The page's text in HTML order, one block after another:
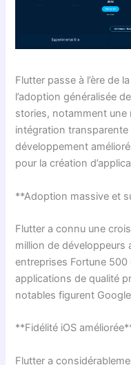
Flutter passe à l’ère de
l’adoption généralisée
stories, notamment une
intégration
développement
pour la création
**Adoption massive et
Flutter a connu une
million de développeurs
entreprises Fortune 500
applications de qualité
notables figurent
**Fidélité iOS
Flutter a